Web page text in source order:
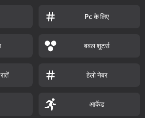
Pc के लिए
बबल शूटर्स
हेलो नेबर
आर्केड